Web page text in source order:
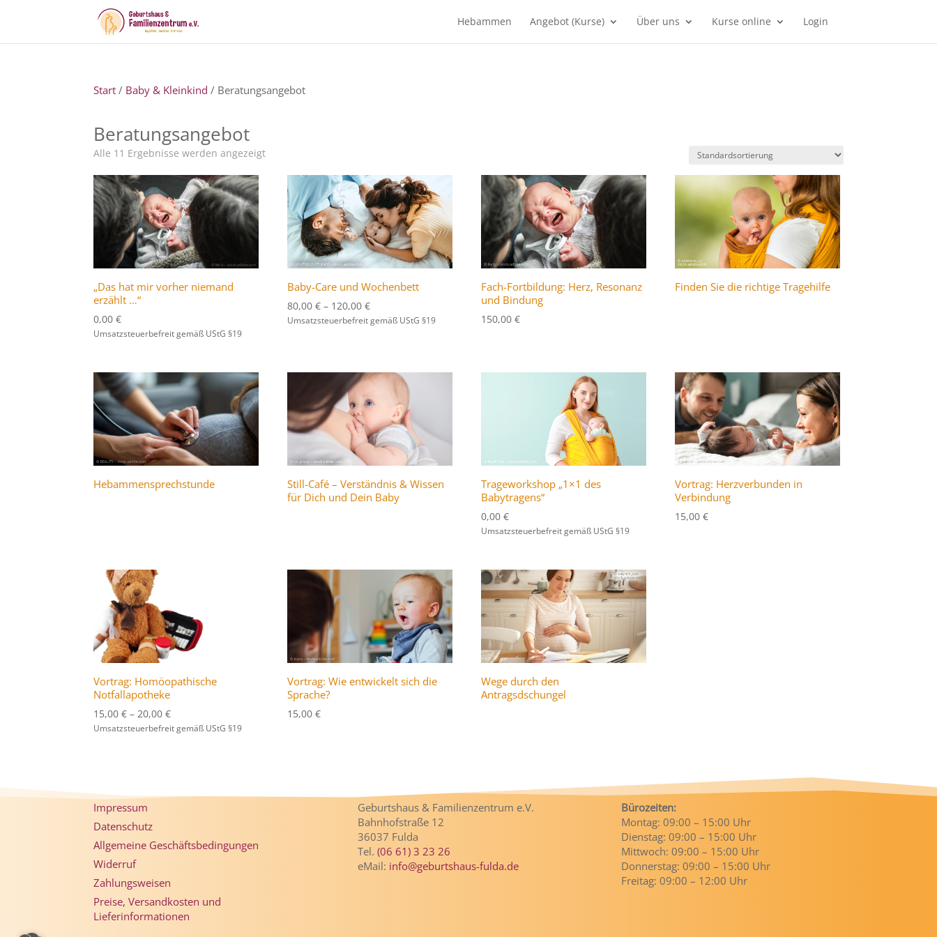
Hebammen Angebot (Kurse) Über uns Kurse online Login
Start / Baby & Kleinkind / Beratungsangebot
Beratungsangebot
Alle 11 Ergebnisse werden angezeigt
„Das hat mir vorher niemand
erzählt …“
0,00€
Umsatzsteuerbefreit gemäß UStG §19
Baby-Care und Wochenbett
80,00€ – 120,00€Preisspanne:
80,00 €
Umsatzsteuerbefreit gemäß UStG §19
Fach-Fortbildung: Herz, Resonanz
und Bindung
150,00€
Finden Sie die richtige Tragehilfe
Hebammensprechstunde
Still-Café – Verständnis & Wissen
für Dich und Dein Baby
Trageworkshop „1×1 des
Babytragens“
0,00€
Umsatzsteuerbefreit gemäß UStG §19
Vortrag: Herzverbunden in
Verbindung
15,00€
Vortrag: Homöopathische
Notfallapotheke
15,00€ –20,00€Preisspanne:
15,00 €
Umsatzsteuerbefreit gemäß UStG §19
Vortrag: Wie entwickelt sich die
Sprache?
15,00€
Wege durch den
Antragsdschungel
Impressum
Datenschutz
Allgemeine Geschäftsbedingungen
Widerruf
Zahlungsweisen
Preise, Versandkosten und
Lieferinformationen
Geburtshaus & Familienzentrum e.V.
Bahnhofstraße 12
36037 Fulda
Tel. (06 61) 3 23 26
eMail: info@geburtshaus-fulda.de
Bürozeiten:
Montag: 09:00 – 15:00 Uhr
Dienstag: 09:00 – 15:00 Uhr
Mittwoch: 09:00 – 15:00 Uhr
Donnerstag: 09:00 – 15:00 Uhr
Freitag: 09:00 – 12:00 Uhr